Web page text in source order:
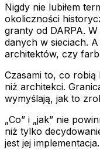
Nigdy nie lubiłem
okoliczności
granty od DARPA.
danych w sieciach.
architektów, czy
Czasami to, co
niż architekci.
wymyślają, jak to
„Co” i „jak” nie
niż tylko
jest jej implementacja.